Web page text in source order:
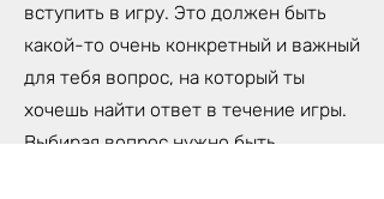
вступить в игру. Это должен быть
какой-то очень конкретный и важный
для тебя вопрос, на который ты
хочешь найти ответ в течение игры.
Выбирая вопрос нужно быть